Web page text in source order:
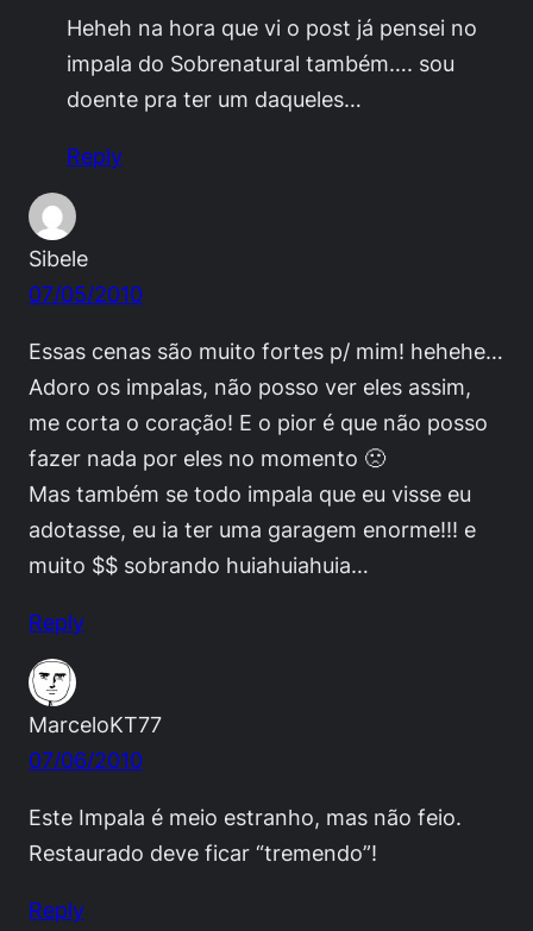
Heheh na hora que vi o post já pensei no
impala do Sobrenatural também…. sou
doente pra ter um daqueles…
Reply
Sibele
07/05/2010
Essas cenas são muito fortes p/ mim! hehehe…
Adoro os impalas, não posso ver eles assim,
me corta o coração! E o pior é que não posso
fazer nada por eles no momento 🙁
Mas também se todo impala que eu visse eu
adotasse, eu ia ter uma garagem enorme!!! e
muito $$ sobrando huiahuiahuia…
Reply
MarceloKT77
07/06/2010
Este Impala é meio estranho, mas não feio.
Restaurado deve ficar “tremendo”!
Reply